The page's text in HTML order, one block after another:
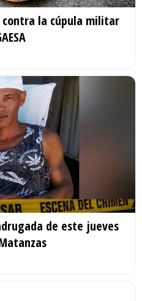
contra la cúpula militar
de este jueves